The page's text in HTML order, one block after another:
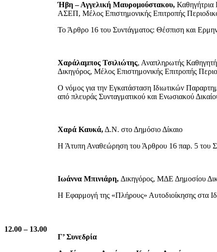
Ήβη – Αγγελική Μαυρομούστακου, Καθηγήτρια
ΑΣΕΠ, Μέλος Επιστημονικής Επιτροπής
Το Άρθρο 16 του Συντάγματος: Θέσπιση και
Χαράλαμπος Τσιλιώτης, Αναπληρωτής
Δικηγόρος, Μέλος Επιστημονικής Επιτροπής
Ο νόμος για την Εγκατάσταση Ιδιωτικών
από πλευράς Συνταγματικού και Ενωσιακού
Χαρά Καυκά, Δ.Ν. στο Δημόσιο Δίκαιο
Η Άτυπη Αναθεώρηση του Άρθρου 16 παρ. 5 του
Ιωάννα Μπινιάρη, Δικηγόρος, ΜΔΕ Δημοσίου
H Εφαρμογή της «Πλήρους» Αυτοδιοίκησης στα
12.00 – 13.00
Γ’ Συνεδρία